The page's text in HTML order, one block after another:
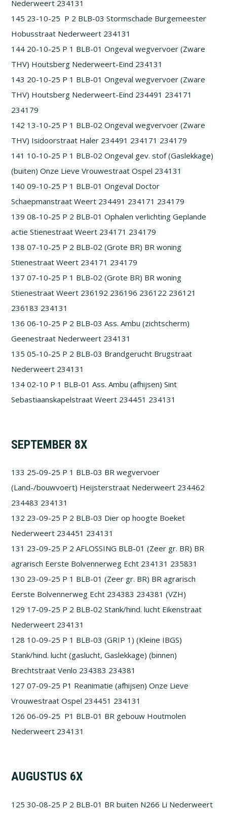
Nederweert 234131
145 23-10-25 P 2 BLB-03 Stormschade Burgemeester
Hobusstraat Nederweert 234131
144 20-10-25 P 1 BLB-01 Ongeval wegvervoer (Zware
THV) Houtsberg Nederweert-Eind 234131
143 20-10-25 P 1 BLB-01 Ongeval wegvervoer (Zware
THV) Houtsberg Nederweert-Eind 234491 234171
234179
142 13-10-25 P 1 BLB-02 Ongeval wegvervoer (Zware
THV) Isidoorstraat Haler 234491 234171 234179
141 10-10-25 P 1 BLB-02 Ongeval gev. stof (Gaslekkage)
(buiten) Onze Lieve Vrouwestraat Ospel 234131
140 09-10-25 P 1 BLB-01 Ongeval Doctor
Schaepmanstraat Weert 234491 234171 234179
139 08-10-25 P 2 BLB-01 Ophalen verlichting Geplande
actie Stienestraat Weert 234171 234179
138 07-10-25 P 2 BLB-02 (Grote BR) BR woning
Stienestraat Weert 234171 234179
137 07-10-25 P 1 BLB-02 (Grote BR) BR woning
Stienestraat Weert 236192 236196 236122 236121
236183 234131
136 06-10-25 P 2 BLB-03 Ass. Ambu (zichtscherm)
Geenestraat Nederweert 234131
135 05-10-25 P 2 BLB-03 Brandgerucht Brugstraat
Nederweert 234131
134 02-10 P 1 BLB-01 Ass. Ambu (afhijsen) Sint
Sebastiaanskapelstraat Weert 234451 234131
SEPTEMBER 8X
133 25-09-25 P 1 BLB-03 BR wegvervoer
(Land-/bouwvoert) Heijsterstraat Nederweert 234462
234483 234131
132 23-09-25 P 2 BLB-03 Dier op hoogte Boeket
Nederweert 234451 234131
131 23-09-25 P 2 AFLOSSING BLB-01 (Zeer gr. BR) BR
agrarisch Eerste Bolvennerweg Echt 234131 235831
130 23-09-25 P 1 BLB-01 (Zeer gr. BR) BR agrarisch
Eerste Bolvennerweg Echt 234383 234381 (VZH)
129 17-09-25 P 2 BLB-02 Stank/hind. lucht Eikenstraat
Nederweert 234131
128 10-09-25 P 1 BLB-03 (GRIP 1) (Kleine IBGS)
Stank/hind. lucht (gaslucht, Gaslekkage) (binnen)
Brechtstraat Venlo 234383 234381
127 07-09-25 P1 Reanimatie (afhijsen) Onze Lieve
Vrouwestraat Ospel 234451 234131
126 06-09-25 P1 BLB-01 BR gebouw Houtmolen
Nederweert 234131
AUGUSTUS 6X
125 30-08-25 P 2 BLB-01 BR buiten N266 Li Nederweert